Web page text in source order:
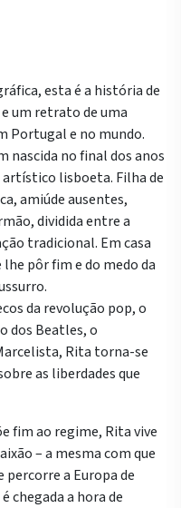
esta é a história de
um retrato de uma
Portugal e no mundo.
nascida no final dos anos
artístico lisboeta. Filha de
amiúde ausentes,
dividida entre a
tradicional. Em casa
pôr fim e do medo da
da revolução pop, o
dos Beatles, o
Rita torna-se
as liberdades que
fim ao regime, Rita vive
– a mesma com que
percorre a Europa de
chegada a hora de